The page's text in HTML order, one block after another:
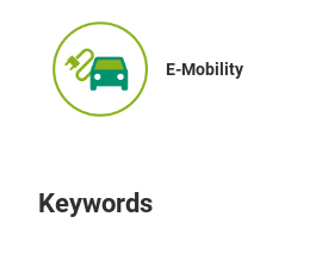
E-Mobility
Keywords